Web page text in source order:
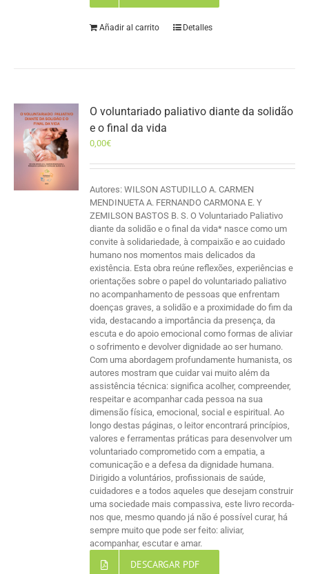
Añadir al carrito Detalles
O voluntariado paliativo diante da solidão
e o final da vida
0,00€
Autores: WILSON ASTUDILLO A. CARMEN
MENDINUETA A. FERNANDO CARMONA E. Y
ZEMILSON BASTOS B. S. O Voluntariado Paliativo
diante da solidão e o final da vida* nasce como um
convite à solidariedade, à compaixão e ao cuidado
humano nos momentos mais delicados da
existência. Esta obra reúne reflexões, experiências e
orientações sobre o papel do voluntariado paliativo
no acompanhamento de pessoas que enfrentam
doenças graves, a solidão e a proximidade do fim da
vida, destacando a importância da presença, da
escuta e do apoio emocional como formas de aliviar
o sofrimento e devolver dignidade ao ser humano.
Com uma abordagem profundamente humanista, os
autores mostram que cuidar vai muito além da
assistência técnica: significa acolher, compreender,
respeitar e acompanhar cada pessoa na sua
dimensão física, emocional, social e espiritual. Ao
longo destas páginas, o leitor encontrará princípios,
valores e ferramentas práticas para desenvolver um
voluntariado comprometido com a empatia, a
comunicação e a defesa da dignidade humana.
Dirigido a voluntários, profissionais de saúde,
cuidadores e a todos aqueles que desejam construir
uma sociedade mais compassiva, este livro recorda-
nos que, mesmo quando já não é possível curar, há
sempre muito que pode ser feito: aliviar,
acompanhar, escutar e amar.
DESCARGAR PDF